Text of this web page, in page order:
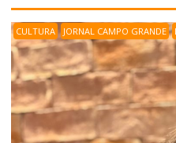
CULTURA JORNAL CAMPO GRANDE